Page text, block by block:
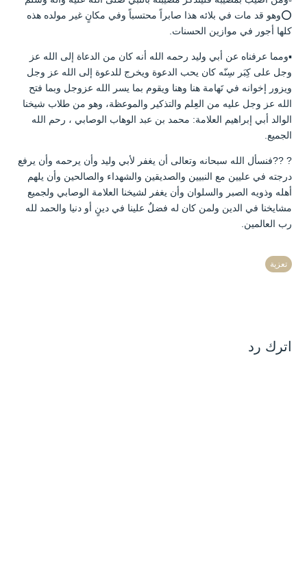
⭕وهو قد مات في بلائه هذا صابراً محتسباً وفي مكانٍ غير مولده هذه
كلها أجور في موازين الحسنات.
▪️ومما عرفناه عن أبي وليد رحمه الله أنه كان من الدعاة إلى الله عز
وجل على كِبَر سِنّه كان يحب الدعوة ويخرج للدعوة إلى الله عز وجل
ويزور إخوانه في تَهامة هنا وهنا ويقوم بما يسر الله عزوجل وبما فتح
الله عز وجل عليه من العِلم والتذكير والموعظة، وهو من طلاب شيخنا
الوالد أبي إبراهيم العلامة: محمد بن عبد الوهاب الوصابي ، رحم الله
الجميع.
?️ ??فنسأل الله سبحانه وتعالى أن يغفر لأبي وليد وأن يرحمه وأن يرفع
درجته في عليين مع النبيين والصديقين والشهداء والصالحين وأن يلهم
أهله وذويه الصبر والسلوان وأن يغفر لشيخنا العلامة الوصابي ولجميع
مشايخنا في الدين ولمن كان له فضلٌ علينا في دينٍ أو دنيا والحمد لله
رب العالمين.
تعزية
اترك رد